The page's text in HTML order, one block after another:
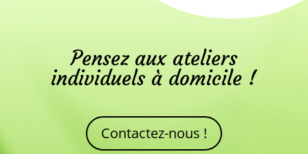
Pensez aux ateliers
individuels à domicile !
Contactez-nous !